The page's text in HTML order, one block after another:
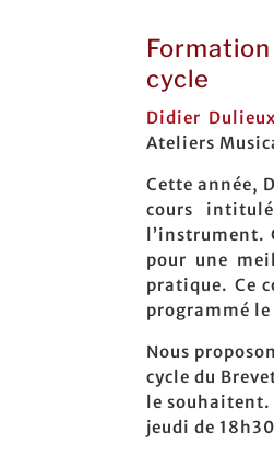
cycle
Didier Dulieux
Ateliers
Cette année,
cours
l’instrument.
pour une
pratique. Ce
programmé
Nous
cycle du
le
jeudi de